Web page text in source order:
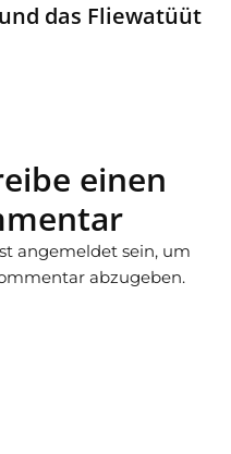
das Fliewatüüt
einen
angemeldetsein, um
abzugeben.